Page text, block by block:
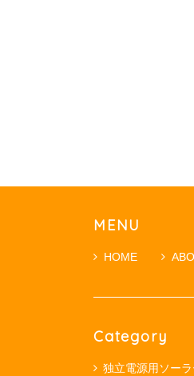
MENU
HOME
Category
独立電源用ソー